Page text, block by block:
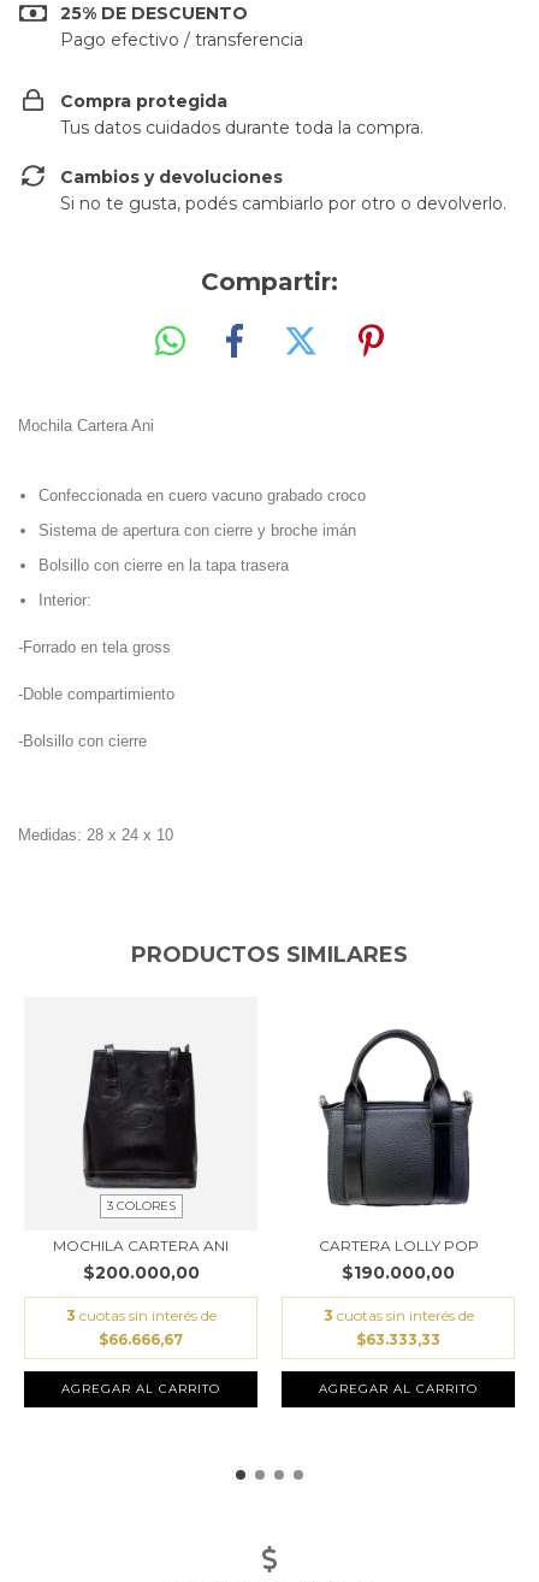
25% DE DESCUENTO
Pago efectivo / transferencia
Compra protegida
Tus datos cuidados durante toda la compra.
Cambios y devoluciones
Si no te gusta, podés cambiarlo por otro o devolverlo.
Compartir:
Mochila Cartera Ani
Confeccionada en cuero vacuno grabado croco
Sistema de apertura con cierre y broche imán
Bolsillo con cierre en la tapa trasera
Interior:
-Forrado en tela gross
-Doble compartimiento
-Bolsillo con cierre
Medidas: 28 x 24 x 10
PRODUCTOS SIMILARES
3 COLORES
MOCHILA CARTERA ANI
$200.000,00
3 cuotas sin interés de
$66.666,67
AGREGAR AL CARRITO
CARTERA LOLLY POP
$190.000,00
3 cuotas sin interés de
$63.333,33
AGREGAR AL CARRITO